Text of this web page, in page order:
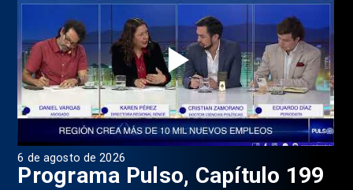
6 de agosto de 2026
Programa Pulso, Capítulo 199